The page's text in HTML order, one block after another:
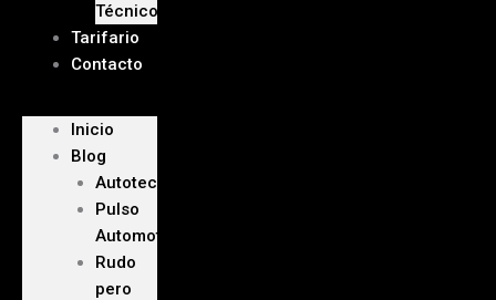
Técnico
Tarifario
Contacto
Inicio
Blog
Autoteca
Pulso
Automotriz
Rudo
pero